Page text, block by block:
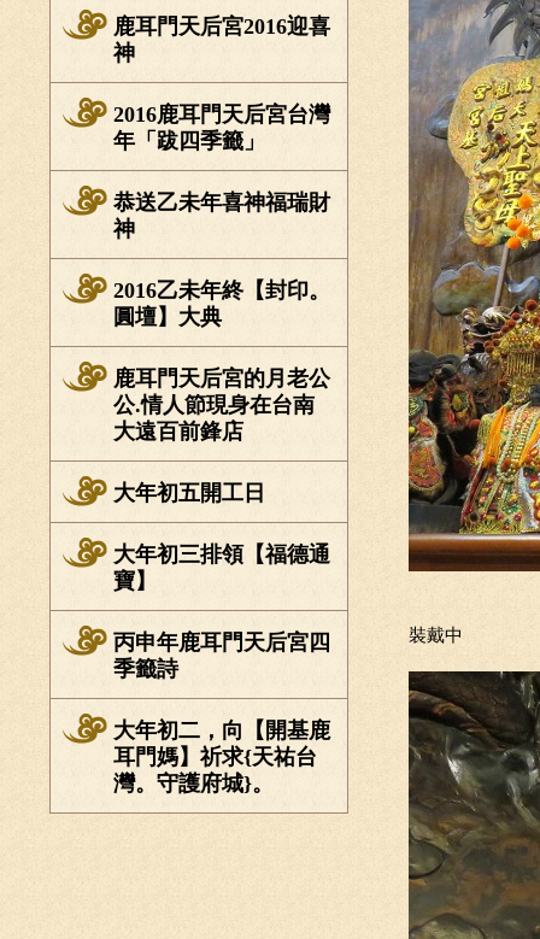
鹿耳門天后宮2016迎喜
神
2016鹿耳門天后宮台灣
年「跋四季籤」
恭送乙未年喜神福瑞財
神
2016乙未年終【封印。
圓壇】大典
鹿耳門天后宮的月老公
公.情人節現身在台南
大遠百前鋒店
大年初五開工日
大年初三排領【福德通
寶】
丙申年鹿耳門天后宮四
季籤詩
大年初二，向【開基鹿
耳門媽】祈求{天祐台
灣。守護府城}。
裝戴中